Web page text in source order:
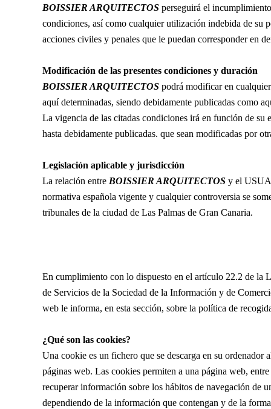
BOISSIER ARQUITECTOS perseguirá el
condiciones, así como cualquier utilización indebida de su
acciones civiles y penales que le puedan corresponder en
Modificación de las presentes condiciones y duración
BOISSIER ARQUITECTOS podrá modificar en
aquí determinadas, siendo debidamente publicadas como
La vigencia de las citadas condiciones irá en función de su
hasta debidamente publicadas. que sean modificadas por
Legislación aplicable y jurisdicción
La relación entre BOISSIER ARQUITECTOS y el
normativa española vigente y cualquier controversia se
tribunales de la ciudad de Las Palmas de Gran Canaria.
En cumplimiento con lo dispuesto en el artículo 22.2 de la
de Servicios de la Sociedad de la Información y de
web le informa, en esta sección, sobre la política de
¿Qué son las cookies?
Una cookie es un fichero que se descarga en su ordenador
páginas web. Las cookies permiten a una página web,
recuperar información sobre los hábitos de navegación de
dependiendo de la información que contengan y de la